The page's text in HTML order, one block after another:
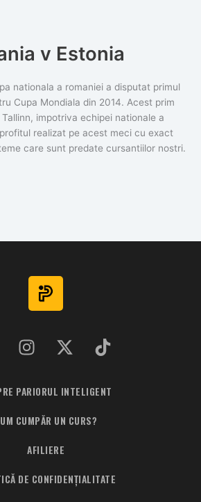
v Estonia
nationala a romaniei a disputat primul
Cupa Mondiala din 2014. Acest prim
impotriva echipei nationale a
realizat pe acest meci cu exact
care sunt predate cursantiilor nostri.
PARIORUL INTELIGENT
CUMPĂR UN CURS?
AFILIERE
DE CONFIDENȚIALITATE